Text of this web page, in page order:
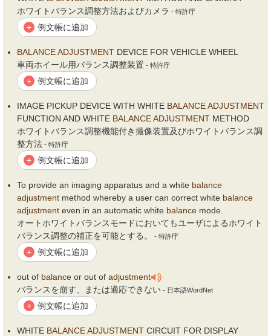
ホワイトバランス調整方法およびカメラ - 特許庁
+ 例文帳に追加
BALANCEADJUSTMENT DEVICE FOR VEHICLE WHEEL
車両ホイール用バランス調整装置 - 特許庁
+ 例文帳に追加
IMAGE PICKUP DEVICE WITH WHITE BALANCEADJUSTMENT
FUNCTION AND WHITE BALANCEADJUSTMENT METHOD
ホワイトバランス調整機能付き撮像装置及びホワイトバランス調
整方法 - 特許庁
+ 例文帳に追加
To provide an imaging apparatus and a white balance
adjustment method whereby a user can correct white balance
adjustment even in an automatic white balance mode.
オートホワイトバランスモードにおいてもユーザによるホワイト
バランス調整の補正を可能とする。
- 特許庁
+ 例文帳に追加
out of balance or out of adjustment
バランスを崩す、または適応できない - 日本語WordNet
+ 例文帳に追加
WHITE BALANCEADJUSTMENT CIRCUIT FOR DISPLAY